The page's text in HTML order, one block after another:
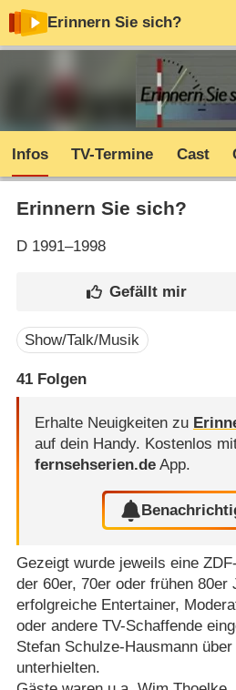
Erinnern Sie sich?
Infos TV-Termine Cast
Erinnern Sie sich?
D1991–1998
Show/Talk/Musik
41Folgen
Erhalte Neuigkeiten zu
auf dein Handy. Kostenlos
fernsehserien.deApp.
Gezeigt wurde jeweils eine
der 60er, 70er oder frühen 80er
erfolgreiche Entertainer,
oder andere TV-Schaffende
Stefan Schulze-Hausmann
unterhielten.